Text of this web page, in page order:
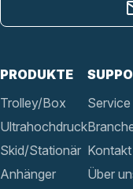
PRODUKTE
Trolley/Box
Ultrahochdruck
Skid/Stationär
Anhänger
Service
Kontakt
Über